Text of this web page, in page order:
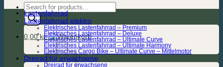
Products
search
0,00kr.
Lastenfahrrad
Lastenfahrrad elektro
Elektrisches Lastenfahrrad – Premium
Elektrisches Lastenfahrrad – Deluxe
Elektrisches Lastenfahrrad – Ultimate Curve
Elektrisches Lastenfahrrad – Ultimate Harmony
Elektrisches Cargo Bike – Ultimate Curve – Mittelmotor
Dreirad für erwachsene
Dreirad für erwachsene